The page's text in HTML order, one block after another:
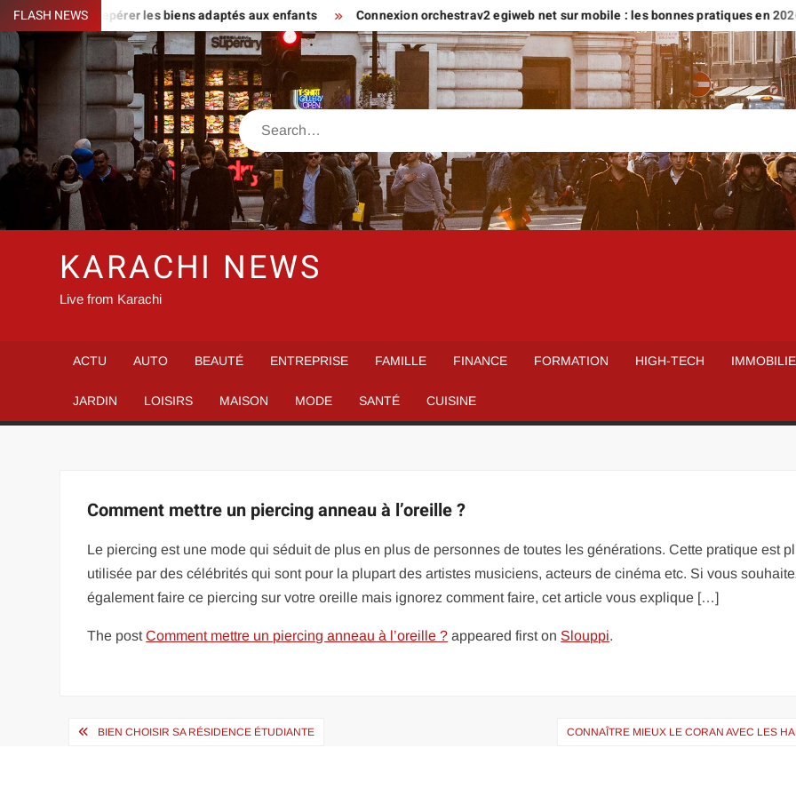
Skip
to
content
FLASH NEWS
familles : repérer les biens adaptés aux enfants Connexion orchestrav2 egiweb net sur mobile : les bonnes pratiques en 2026
Search
KARACHI NEWS
Live from Karachi
ACTU AUTO BEAUTÉ ENTREPRISE FAMILLE FINANCE FORMATION HIGH-TECH
JARDIN LOISIRS MAISON MODE SANTÉ CUISINE
Comment mettre un piercing anneau à l’oreille ?
Le piercing est une mode qui séduit de plus en plus de personnes de toutes les générations. Cette pratique est
utilisée par des célébrités qui sont pour la plupart des artistes musiciens, acteurs de cinéma etc. Si vous
également faire ce piercing sur votre oreille mais ignorez comment faire, cet article vous explique […]
The postComment mettre un piercing anneau à l’oreille ? appeared first on Slouppi.
Navigation
BIEN CHOISIR SA RÉSIDENCE ÉTUDIANTE CONNAÎTRE MIEUX LE CORAN AVEC LES